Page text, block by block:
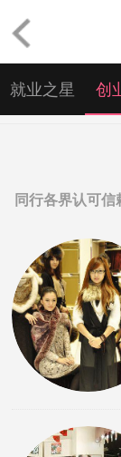
就业之星 创
同行各界认可信